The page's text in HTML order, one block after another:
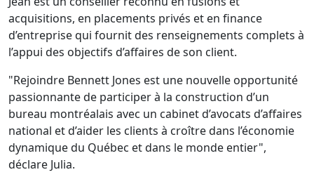
acquisitions, en placements privés et en finance
d’entreprise qui fournit des renseignements complets à
l’appui des objectifs d’affaires de son client.
"Rejoindre Bennett Jones est une nouvelle opportunité
passionnante de participer à la construction d’un
bureau montréalais avec un cabinet d’avocats d’affaires
national et d’aider les clients à croître dans l’économie
dynamique du Québec et dans le monde entier",
déclare Julia.